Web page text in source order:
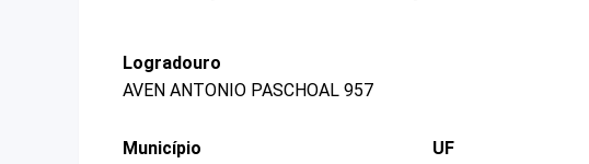
Logradouro
AVEN ANTONIO PASCHOAL 957
Município
UF